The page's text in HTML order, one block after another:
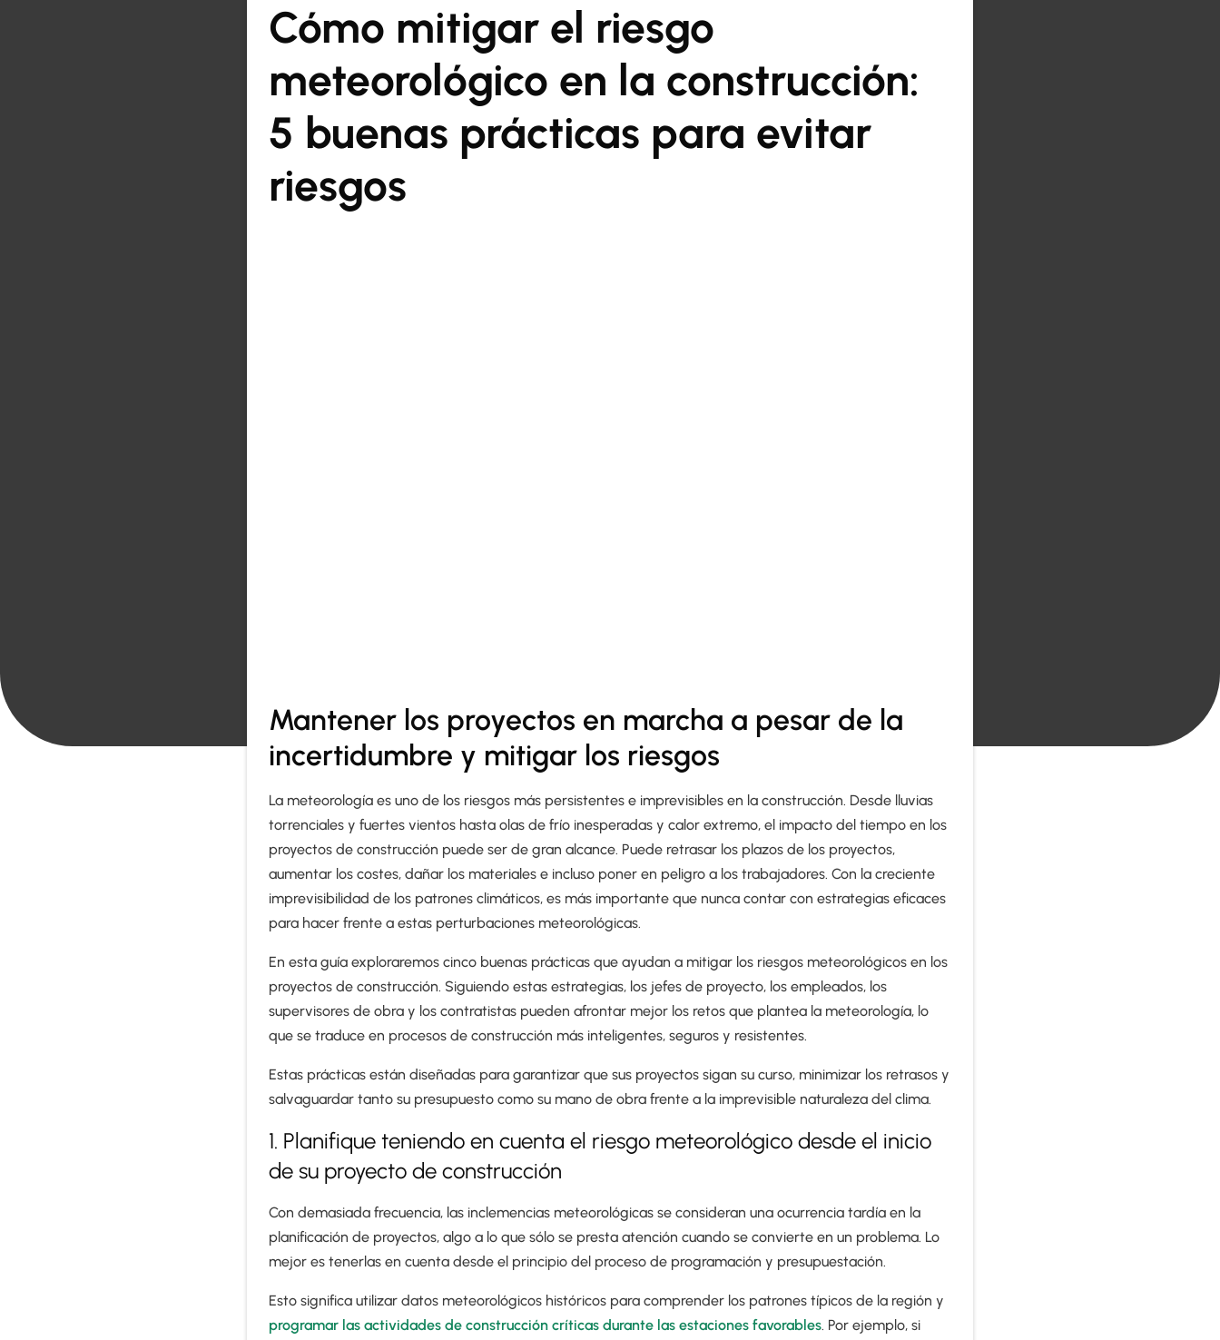
Cómo mitigar el riesgo
meteorológico en la construcción:
5 buenas prácticas para evitar
riesgos
Mantener los proyectos en marcha a pesar de la
incertidumbre y mitigar los riesgos
La meteorología es uno de los riesgos más persistentes e imprevisibles en la construcción. Desde lluvias
torrenciales y fuertes vientos hasta olas de frío inesperadas y calor extremo, el impacto del tiempo en los
proyectos de construcción puede ser de gran alcance. Puede retrasar los plazos de los proyectos,
aumentar los costes, dañar los materiales e incluso poner en peligro a los trabajadores. Con la creciente
imprevisibilidad de los patrones climáticos, es más importante que nunca contar con estrategias eficaces
para hacer frente a estas perturbaciones meteorológicas.
En esta guía exploraremos cinco buenas prácticas que ayudan a mitigar los riesgos meteorológicos en los
proyectos de construcción. Siguiendo estas estrategias, los jefes de proyecto, los empleados, los
supervisores de obra y los contratistas pueden afrontar mejor los retos que plantea la meteorología, lo
que se traduce en procesos de construcción más inteligentes, seguros y resistentes.
Estas prácticas están diseñadas para garantizar que sus proyectos sigan su curso, minimizar los retrasos y
salvaguardar tanto su presupuesto como su mano de obra frente a la imprevisible naturaleza del clima.
1. Planifique teniendo en cuenta el riesgo meteorológico desde el inicio
de su proyecto de construcción
Con demasiada frecuencia, las inclemencias meteorológicas se consideran una ocurrencia tardía en la
planificación de proyectos, algo a lo que sólo se presta atención cuando se convierte en un problema. Lo
mejor es tenerlas en cuenta desde el principio del proceso de programación y presupuestación.
Esto significa utilizar datos meteorológicos históricos para comprender los patrones típicos de la región y
programar las actividades de construcción críticas durante las estaciones favorables. Por ejemplo, si